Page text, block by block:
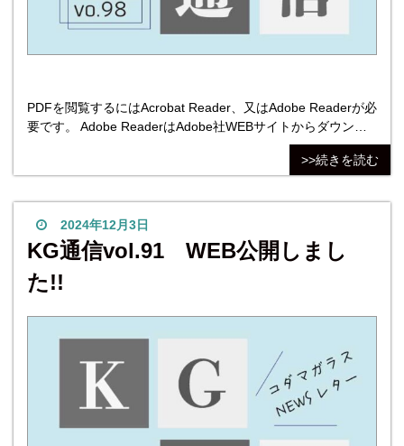
PDFを閲覧するにはAcrobat Reader、又はAdobe Readerが必
要です。 Adobe ReaderはAdobe社WEBサイトからダウンロ
心にガラス職人が出張施工しております。 お見積りから施工
ら
>>続きを読む
2024年12月3日
KG通信vol.91 WEB公開しまし
た!!